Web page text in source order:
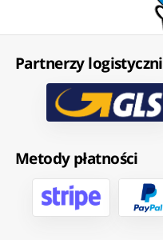
Partnerzy logistyczni
Metody płatności